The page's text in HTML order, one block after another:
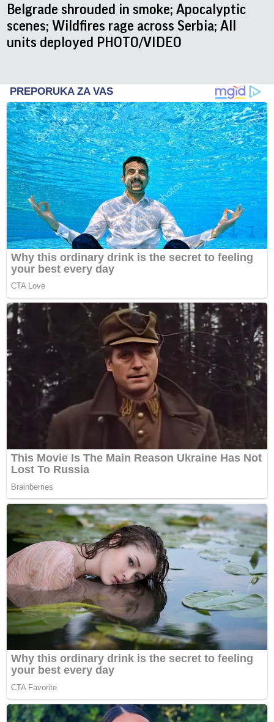
Belgrade shrouded in smoke; Apocalyptic
scenes; Wildfires rage across Serbia; All
units deployed PHOTO/VIDEO